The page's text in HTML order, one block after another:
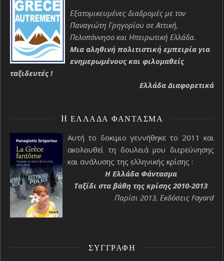
Εξατομικευμένες διαδρομές με τον
Παναγιώτη Γρηγορίου σε Αττική,
Πελοπόννησο και Ηπειρωτική Ελλάδα.
Μια αληθινή πολιτιστική εμπειρία για
ενημερωμένους και φιλομαθείς
ταξιδευτές !
Ελλάδα Διαφορετικά
H ΕΛΛΆΔΑ ΦΆΝΤΑΣΜΑ
Αυτή το δοκιμιο γεννήθηκε το 2011 και
ακολουθεί τη δουλειά μου διερεύνησης
και ανάλυσης της ελληνικής κρίσης :
H Ελλάδα Φάντασμα
Ταξίδι στα βάθη της κρίσης 2010-2013
Παρίσι 2013, Εκδόσεις Fayard
ΣΥΓΓΡΑΦΉ